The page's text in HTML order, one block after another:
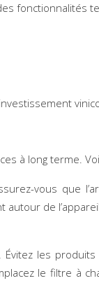
fonctionnalités
à long terme.
vous que
de
les
le filtre à